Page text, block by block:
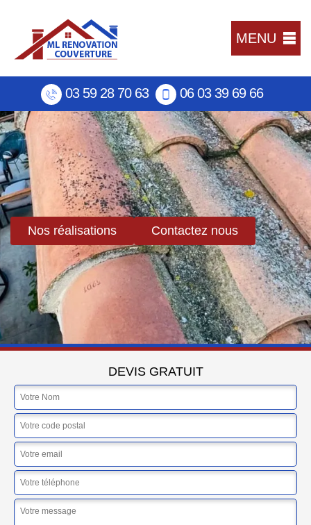
MENU
03 59 28 70 63 06 03 39 69 66
Nos réalisations Contactez nous
DEVIS GRATUIT